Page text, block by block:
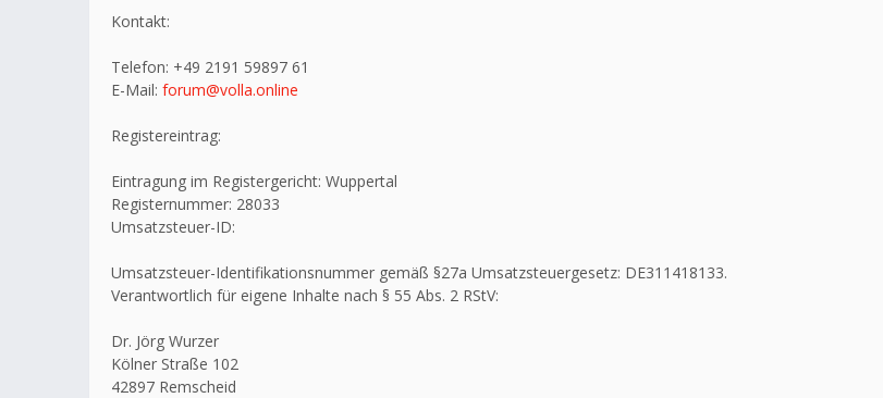
Kontakt:
Telefon: +49 2191 59897 61
E-Mail: forum@volla.online
Registereintrag:
Eintragung im Registergericht: Wuppertal
Registernummer: 28033
Umsatzsteuer-ID:
Umsatzsteuer-Identifikationsnummer gemäß §27a Umsatzsteuergesetz: DE311418133.
Verantwortlich für eigene Inhalte nach § 55 Abs. 2 RStV:
Dr. Jörg Wurzer
Kölner Straße 102
42897 Remscheid